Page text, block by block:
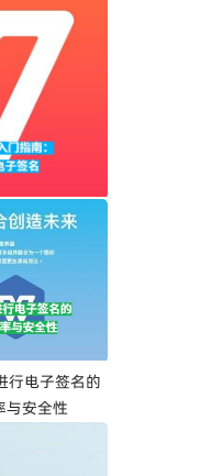
门指南：一步
行电子签名的
与安全性